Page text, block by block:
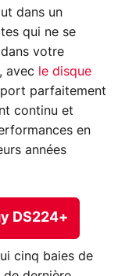
dans un
qui ne se
votre
avec
le disque
parfaitement
continu et
en
années
DS224+
cinq baies de